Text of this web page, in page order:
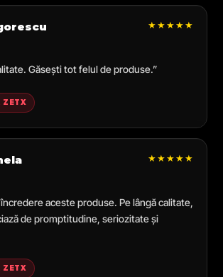
★★★★★
Găsești tot felul de produse.”
ZETX
★★★★★
aceste produse. Pe lângă calitate,
de promptitudine, seriozitate și
ZETX